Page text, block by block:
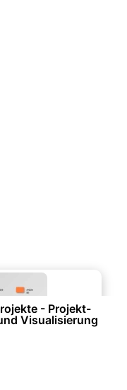
- Projekt-
Visualisierung